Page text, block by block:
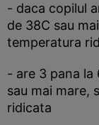
- daca copilul
de 38C sau
temperatura
- are 3 pana la
sau mai mare,
ridicata